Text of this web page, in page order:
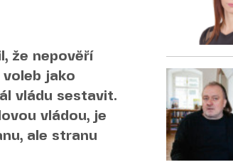
že nepověří
jako
vládu sestavit.
vládou, je
ale stranu